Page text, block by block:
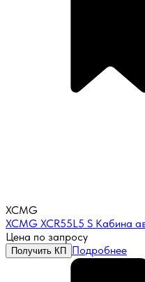
XCMG
XCMG XCR55L5 S Кабина
Цена по запросу
Получить КП Подробнее